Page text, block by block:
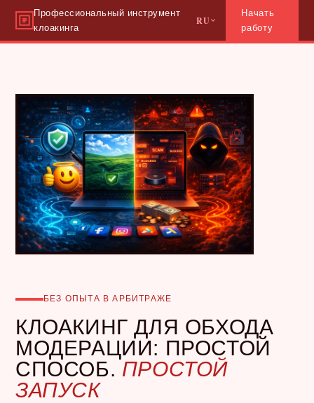
Профессиональный инструмент
клоакинга
RU
Начать
работу
БЕЗ ОПЫТА В АРБИТРАЖЕ
КЛОАКИНГ ДЛЯ ОБХОДА
МОДЕРАЦИИ: ПРОСТОЙ
СПОСОБ. ПРОСТОЙ
ЗАПУСК